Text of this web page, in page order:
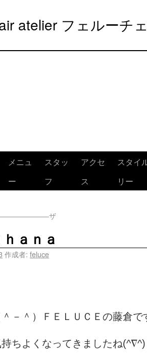
atelier フェルーチ
メニュ
ー
スタッ
フ
アクセ
ス
スタイ
リー
ザ
ａｎａ
作成者: feluce
－＾）ＦＥＬＵＣＥの藤倉で
ちよくなってきましたね(^∇^)